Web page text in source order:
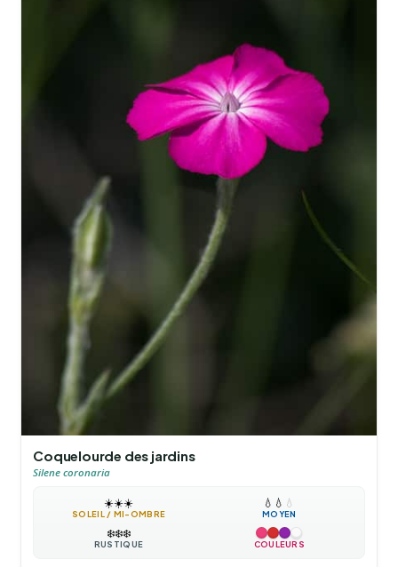
Coquelourde des jardins
Silene coronaria
☀️☀️☀️
SOLEIL / MI-OMBRE
💧 💧 💧
MOYEN
❄️❄️❄️
RUSTIQUE COULEURS